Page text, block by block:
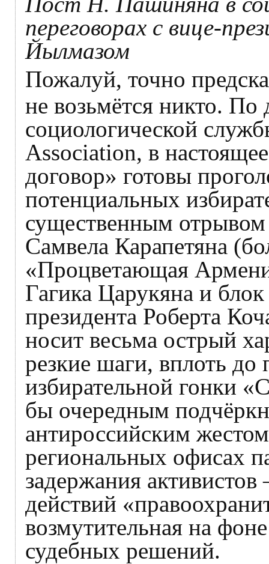
переговорах с вице-
Йылмазом
Пожалуй, точно
не возьмётся никто.
социологической
Association, в
договор» готовы
потенциальных
существенным
Самвела Карапетяна
«Процветающая
Гагика Царукяна и
президента Роберта
носит весьма острый
резкие шаги, вплоть
избирательной гонки
бы очередным
антироссийским
региональных офисах
задержания
действий
возмутительная на
судебных решений.